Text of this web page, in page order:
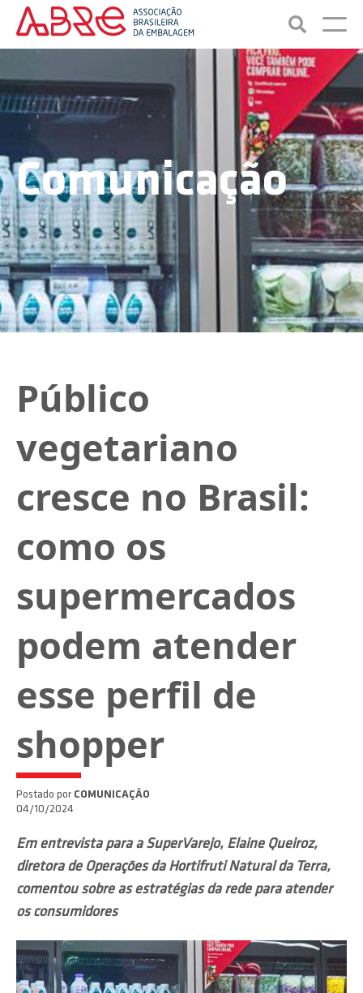
Comunicação
Público
vegetariano
cresce no Brasil:
como os
supermercados
podem atender
esse perfil de
shopper
Postado por COMUNICAÇÃO
04/10/2024
Em entrevista para a SuperVarejo, Elaine Queiroz,
diretora de Operações da Hortifruti Natural da Terra,
comentou sobre as estratégias da rede para atender
os consumidores